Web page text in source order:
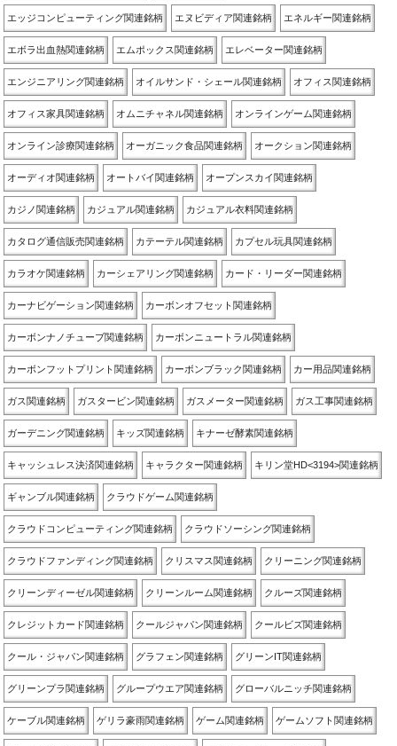
エッジコンピューティング関連銘柄 エヌビディア関連銘柄 エネルギー関連銘柄
エボラ出血熱関連銘柄 エムポックス関連銘柄 エレベーター関連銘柄
エンジニアリング関連銘柄 オイルサンド・シェール関連銘柄 オフィス関連銘柄
オフィス家具関連銘柄 オムニチャネル関連銘柄 オンラインゲーム関連銘柄
オンライン診療関連銘柄 オーガニック食品関連銘柄 オークション関連銘柄
オーディオ関連銘柄 オートバイ関連銘柄 オープンスカイ関連銘柄
カジノ関連銘柄 カジュアル関連銘柄 カジュアル衣料関連銘柄
カタログ通信販売関連銘柄 カテーテル関連銘柄 カプセル玩具関連銘柄
カラオケ関連銘柄 カーシェアリング関連銘柄 カード・リーダー関連銘柄
カーナビゲーション関連銘柄 カーボンオフセット関連銘柄
カーボンナノチューブ関連銘柄 カーボンニュートラル関連銘柄
カーボンフットプリント関連銘柄 カーボンブラック関連銘柄 カー用品関連銘柄
ガス関連銘柄 ガスタービン関連銘柄 ガスメーター関連銘柄 ガス工事関連銘柄
ガーデニング関連銘柄 キッズ関連銘柄 キナーゼ酵素関連銘柄
キャッシュレス決済関連銘柄 キャラクター関連銘柄 キリン堂HD<3194>関連銘柄
ギャンブル関連銘柄 クラウドゲーム関連銘柄
クラウドコンピューティング関連銘柄 クラウドソーシング関連銘柄
クラウドファンディング関連銘柄 クリスマス関連銘柄 クリーニング関連銘柄
クリーンディーゼル関連銘柄 クリーンルーム関連銘柄 クルーズ関連銘柄
クレジットカード関連銘柄 クールジャパン関連銘柄 クールビズ関連銘柄
クール・ジャパン関連銘柄 グラフェン関連銘柄 グリーンIT関連銘柄
グリーンプラ関連銘柄 グループウエア関連銘柄 グローバルニッチ関連銘柄
ケーブル関連銘柄 ゲリラ豪雨関連銘柄 ゲーム関連銘柄 ゲームソフト関連銘柄